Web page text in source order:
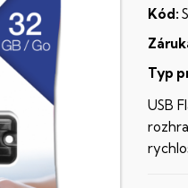
Kód:
Typ
USB